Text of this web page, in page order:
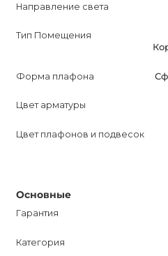
интернет-магазине AnzAzo.
Оптимизируйте описание
покупателей. Закажите
Направление света
Тип Помещения
Форма плафона
Цвет арматуры
Цвет плафонов и подвесок
Основные
Гарантия
Категория